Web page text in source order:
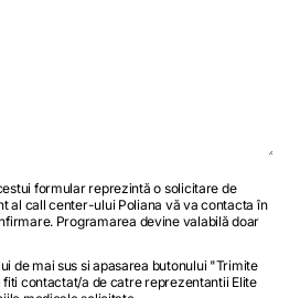
formular reprezintă o solicitare de
al call center-ului Poliana vă va contacta în
Programarea devine valabilă doar
de mai sus si apasarea butonului "Trimite
contactat/a de catre reprezentantii Elite